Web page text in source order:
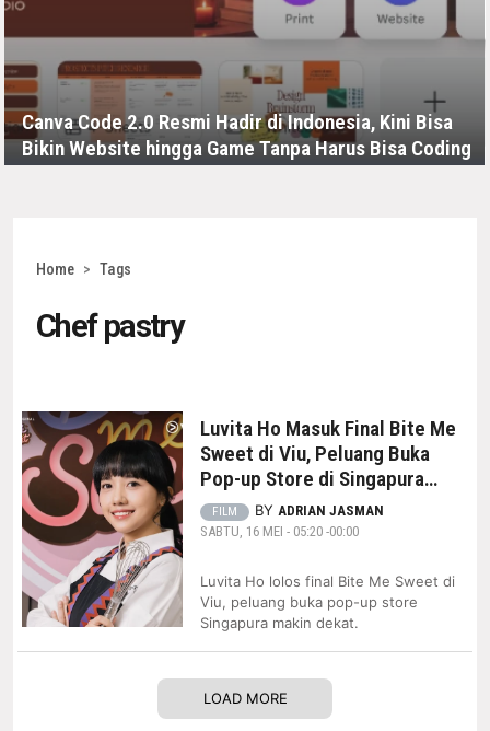
Canva Code 2.0 Resmi Hadir di Indonesia, Kini Bisa
Bikin Website hingga Game Tanpa Harus Bisa Coding
Home > Tags
Chef pastry
Luvita Ho Masuk Final Bite Me
Sweet di Viu, Peluang Buka
Pop-up Store di Singapura
Makin Dekat
FILM BY ADRIAN JASMAN
SABTU, 16 MEI - 05:20 -00:00
Luvita Ho lolos final Bite Me Sweet di
Viu, peluang buka pop-up store
Singapura makin dekat.
LOAD MORE